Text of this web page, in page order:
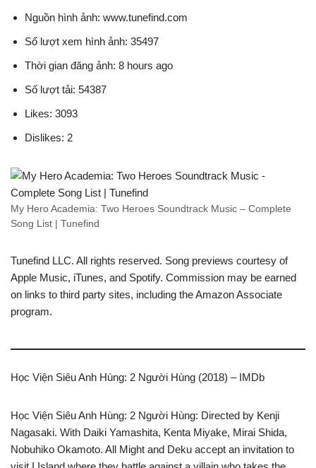
Nguồn hình ảnh: www.tunefind.com
Số lượt xem hình ảnh: 35497
Thời gian đăng ảnh: 8 hours ago
Số lượt tải: 54387
Likes: 3093
Dislikes: 2
My Hero Academia: Two Heroes Soundtrack Music – Complete
Song List | Tunefind
Tunefind LLC. All rights reserved. Song previews courtesy of
Apple Music, iTunes, and Spotify. Commission may be earned
on links to third party sites, including the Amazon Associate
program.
Học Viện Siêu Anh Hùng: 2 Người Hùng (2018) – IMDb
Học Viện Siêu Anh Hùng: 2 Người Hùng: Directed by Kenji
Nagasaki. With Daiki Yamashita, Kenta Miyake, Mirai Shida,
Nobuhiko Okamoto. All Might and Deku accept an invitation to